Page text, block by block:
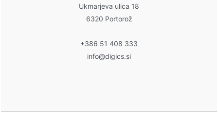
Ukmarjeva ulica 18
6320 Portorož
+386 51 408 333
info@digics.si